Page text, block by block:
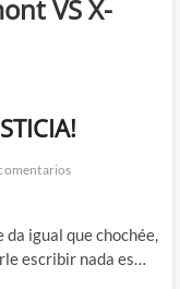
VS X-
da igual que chochée,
escribir nada es…